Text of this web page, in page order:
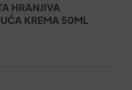
HRANJIVA
KREMA 50ML